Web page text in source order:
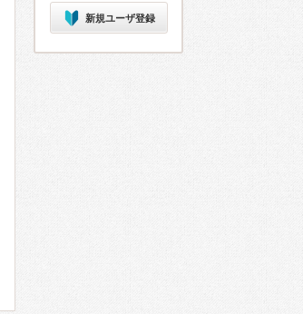
新規ユーザ登録